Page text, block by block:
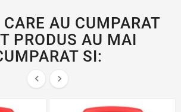
AU CUMPARAT
PRODUS AU MAI
SI:
 